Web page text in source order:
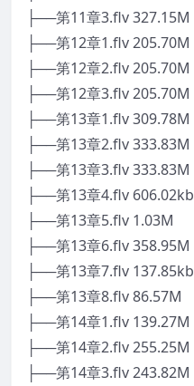
├──第11章3.flv 327.15M
├──第12章1.flv 205.70M
├──第12章2.flv 205.70M
├──第12章3.flv 205.70M
├──第13章1.flv 309.78M
├──第13章2.flv 333.83M
├──第13章3.flv 333.83M
├──第13章4.flv 606.02kb
├──第13章5.flv 1.03M
├──第13章6.flv 358.95M
├──第13章7.flv 137.85kb
├──第13章8.flv 86.57M
├──第14章1.flv 139.27M
├──第14章2.flv 255.25M
├──第14章3.flv 243.82M